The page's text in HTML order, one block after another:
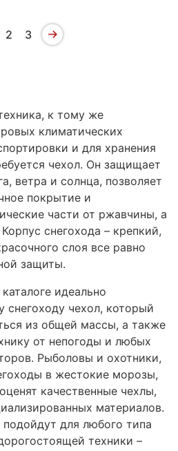
2 3
к тому же
климатических
и для хранения
чехол. Он защищает
ветра и солнца, позволяет
покрытие и
части от ржавчины, а
снегохода – крепкий,
слоя все равно
защиты.
идеально
чехол, который
из общей массы, а также
от непогоды и любых
Рыболовы и охотники,
в жестокие морозы,
качественные чехлы,
материалов.
для любого типа
техники –